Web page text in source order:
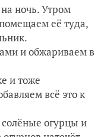
ночь. Утром
её туда,
и обжариваем в
и тоже
всё это к
огурцы и